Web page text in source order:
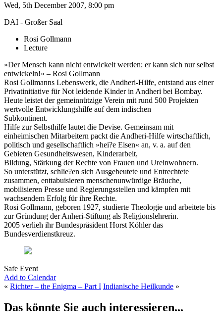
Wed, 5th December 2007, 8:00 pm
DAI - Großer Saal
Rosi Gollmann
Lecture
»Der Mensch kann nicht entwickelt werden; er kann sich nur selbst
entwickeln!« – Rosi Gollmann
Rosi Gollmanns Lebenswerk, die Andheri-Hilfe, entstand aus einer
Privatinitiative für Not leidende Kinder in Andheri bei Bombay.
Heute leistet der gemeinnützige Verein mit rund 500 Projekten
wertvolle Entwicklungshilfe auf dem indischen
Subkontinent.
Hilfe zur Selbsthilfe lautet die Devise. Gemeinsam mit
einheimischen Mitarbeitern packt die Andheri-Hilfe wirtschaftlich,
politisch und gesellschaftlich »hei?e Eisen« an, v. a. auf den
Gebieten Gesundheitswesen, Kinderarbeit,
Bildung, Stärkung der Rechte von Frauen und Ureinwohnern.
So unterstützt, schlie?en sich Ausgebeutete und Entrechtete
zusammen, enttabuisieren menschenunwürdige Bräuche,
mobilisieren Presse und Regierungsstellen und kämpfen mit
wachsendem Erfolg für ihre Rechte.
Rosi Gollmann, geboren 1927, studierte Theologie und arbeitete bis
zur Gründung der Anheri-Stiftung als Religionslehrerin.
2005 verlieh ihr Bundespräsident Horst Köhler das
Bundesverdienstkreuz.
Safe Event
Add to Calendar
« Richter – the Enigma – Part I Indianische Heilkunde »
Das könnte Sie auch interessieren...